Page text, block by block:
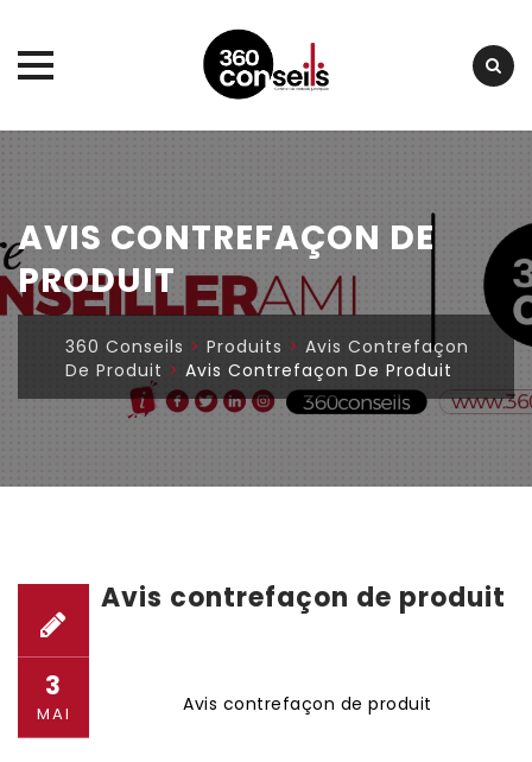
AVIS CONTREFAÇON DE
PRODUIT
360 Conseils > Produits > Avis Contrefaçon
De Produit > Avis Contrefaçon De Produit
3
MAI
Avis contrefaçon de produit
Avis contrefaçon de produit